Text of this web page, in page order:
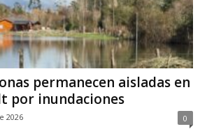
permanecen aisladas en
por inundaciones
2026 0